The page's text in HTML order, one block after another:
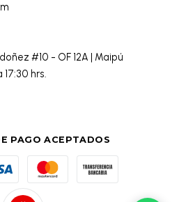
#10 - OF 12A | Maipú
hrs.
PAGO ACEPTADOS